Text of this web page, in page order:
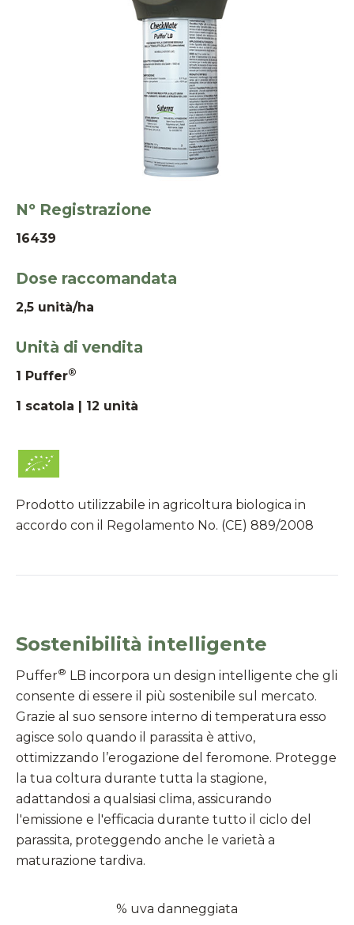
Nº Registrazione
16439
Dose raccomandata
2,5 unità/ha
Unità di vendita
1 Puffer®
1 scatola | 12 unità
Prodotto utilizzabile in agricoltura biologica in
accordo con il Regolamento No. (CE) 889/2008
Sostenibilità intelligente
Puffer® LB incorpora un design intelligente che gli
consente di essere il più sostenibile sul mercato.
Grazie al suo sensore interno di temperatura esso
agisce solo quando il parassita è attivo,
ottimizzando l’erogazione del feromone. Protegge
la tua coltura durante tutta la stagione,
adattandosi a qualsiasi clima, assicurando
l'emissione e l'efficacia durante tutto il ciclo del
parassita, proteggendo anche le varietà a
maturazione tardiva.
% uva danneggiata